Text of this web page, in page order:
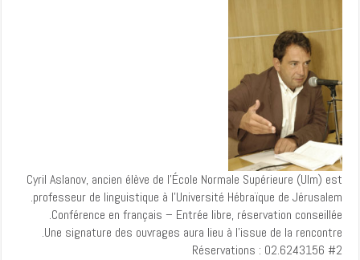
Cyril Aslanov, ancien élève de l’École Normale Supérieure (Ulm) est
professeur de linguistique à l’Université Hébraïque de Jérusalem.
Conférence en français – Entrée libre, réservation conseillée.
Une signature des ouvrages aura lieu à l'issue de la rencontre.
Réservations : 02.6243156 #2